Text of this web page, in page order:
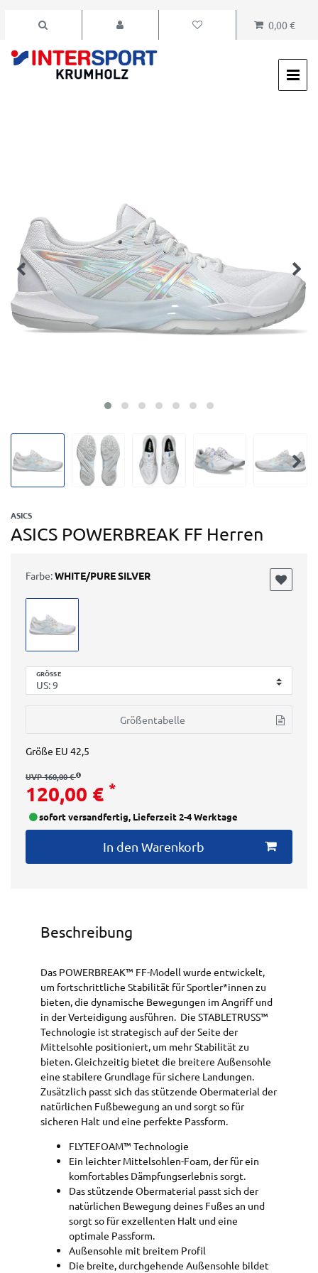
0,00 €
ASICS
ASICS POWERBREAK FF Herren
GRÖSSE
Größentabelle
Farbe:WHITE/PURE SILVER
Größe EU 42,5
UVP 160,00 €
120,00 € *
sofort versandfertig, Lieferzeit 2-4 Werktage
In den Warenkorb
Beschreibung
Das POWERBREAK™ FF-Modell wurde entwickelt,
um fortschrittliche Stabilität für Sportler*innen zu
bieten, die dynamische Bewegungen im Angriff und
in der Verteidigung ausführen. ​ Die STABLETRUSS™
Technologie ist strategisch auf der Seite der
Mittelsohle positioniert, um mehr Stabilität zu
bieten. Gleichzeitig bietet die breitere Außensohle
eine stabilere Grundlage für sichere Landungen.​
Zusätzlich passt sich das stützende Obermaterial der
natürlichen Fußbewegung an und sorgt so für
sicheren Halt und eine perfekte Passform.
FLYTEFOAM™ Technologie
Ein leichter Mittelsohlen-Foam, der für ein
komfortables Dämpfungserlebnis sorgt.
Das stützende Obermaterial passt sich der
natürlichen Bewegung deines Fußes an und
sorgt so für exzellenten Halt und eine
optimale Passform.
Außensohle mit breitem Profil
Die breite, durchgehende Außensohle bildet